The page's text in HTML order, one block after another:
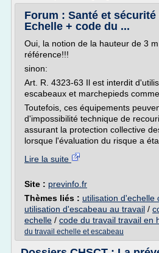
Forum : Santé et
Echelle + code du ...
Oui, la notion de la hauteur de 3
référence!!!
sinon:
Art. R. 4323-63 Il est interdit
escabeaux et marchepieds
Toutefois, ces équipements
d'impossibilité technique de
assurant la protection collective
lorsque l'évaluation du risque a
Lire la suite
Site : previnfo.fr
Thèmes liés : utilisation d'echelle
utilisation d'escabeau au travail /
echelle / code du travail travail en
du travail echelle et escabeau